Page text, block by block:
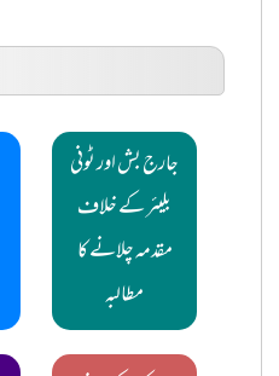
جارج بش اور ٹونی
بلیئر کے خلاف
مقدمہ چلانے کا
مطالبہ